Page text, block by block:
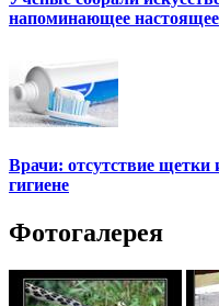
напоминающее настоящее
Врачи: отсутствие щетки
гигиене
Фотогалерея